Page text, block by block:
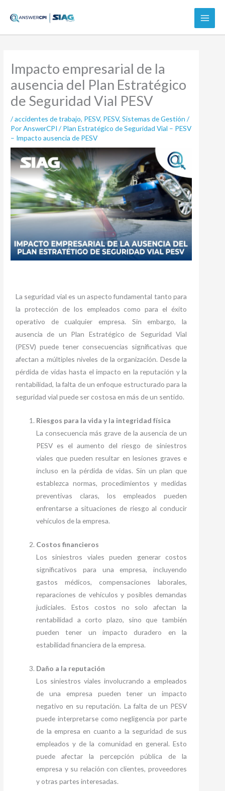
Impacto empresarial de la
ausencia del Plan Estratégico
de Seguridad Vial PESV
/accidentes de trabajo, PESV, PESV,Sistemas de Gestión /
PorAnswerCPI/ Plan Estratégico de Seguridad Vial – PESV
– Impacto ausencia de PESV
La seguridad vial es un aspecto fundamental tanto para
la protección de los empleados como para el éxito
operativo de cualquier empresa. Sin embargo, la
ausencia de un Plan Estratégico de Seguridad Vial
(PESV) puede tener consecuencias significativas que
afectan a múltiples niveles de la organización. Desde la
pérdida de vidas hasta el impacto en la reputación y la
rentabilidad, la falta de un enfoque estructurado para la
seguridad vial puede ser costosa en más de un sentido.
Riesgos para la vida y la integridad física
La consecuencia más grave de la ausencia de un
PESV es el aumento del riesgo de siniestros
viales que pueden resultar en lesiones graves e
incluso en la pérdida de vidas. Sin un plan que
establezca normas, procedimientos y medidas
preventivas claras, los empleados pueden
enfrentarse a situaciones de riesgo al conducir
vehículos de la empresa.
Costos financieros
Los siniestros viales pueden generar costos
significativos para una empresa, incluyendo
gastos médicos, compensaciones laborales,
reparaciones de vehículos y posibles demandas
judiciales. Estos costos no solo afectan la
rentabilidad a corto plazo, sino que también
pueden tener un impacto duradero en la
estabilidad financiera de la empresa.
Daño a la reputación
Los siniestros viales involucrando a empleados
de una empresa pueden tener un impacto
negativo en su reputación. La falta de un PESV
puede interpretarse como negligencia por parte
de la empresa en cuanto a la seguridad de sus
empleados y de la comunidad en general. Esto
puede afectar la percepción pública de la
empresa y su relación con clientes, proveedores
y otras partes interesadas.